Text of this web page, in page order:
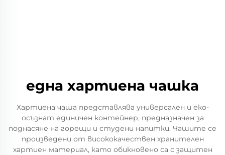
една хартиена чашка
Хартиена чаша представлява универсален и еко-
осъзнат единичен контейнер, предназначен за
поднасяне на горещи и студени напитки. Чашите се
произведени от висококачествен хранителен
хартиен материал, като обикновено са с защитен